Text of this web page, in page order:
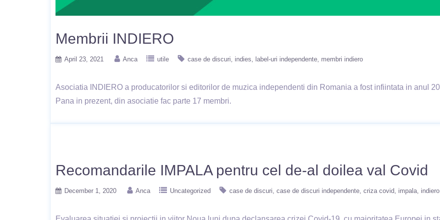
Membrii INDIERO
April 23, 2021 Anca utile case de discuri indies label-uri independente membri indiero
Asociatia INDIERO a producatorilor si editorilor de muzica independenti din Romania a fost infiintata in anul
Pana in prezent, din asociatie fac parte 17 membri.
Recomandarile IMPALA pentru cel de-al doilea val Covid
December 1, 2020 Anca Uncategorized case de discuri case de discuri independente criza covid impala indiero